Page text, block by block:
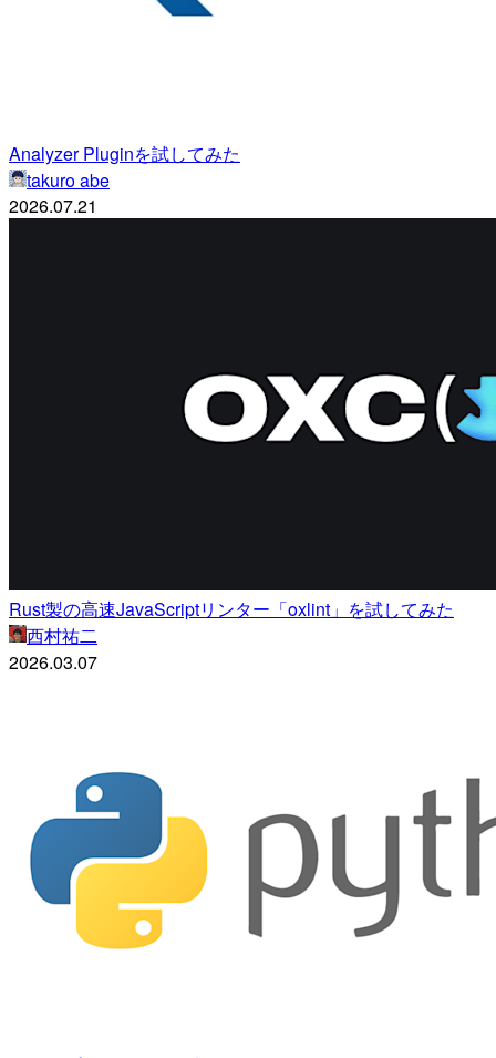
Analyzer Pluginを試してみた
takuro abe
2026.07.21
Rust製の高速JavaScriptリンター「oxlint」を試してみた
西村祐二
2026.03.07